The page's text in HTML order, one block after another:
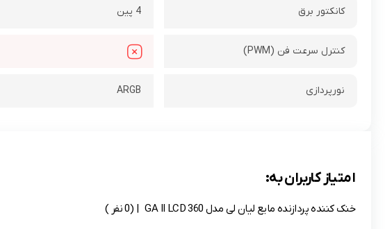
کانکتور برق 4 پین
کنترل سرعت فن (PWM)
نورپردازی ARGB
امتیاز کاربران به:
خنک کننده پردازنده مایع لیان لی مدل GA II LCD 360 | (0 نفر )